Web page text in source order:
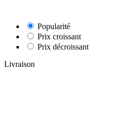
Popularité
Prix croissant
Prix décroissant
Livraison